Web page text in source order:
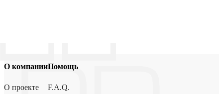
О компании
О проекте
Помощь
F.A.Q.